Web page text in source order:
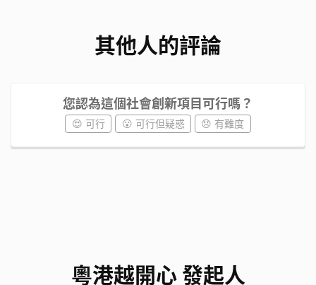
其他人的評論
您認為這個社會創新項目可行嗎？
😍 可行 😮 可行但疑惑 😞 有難度
粵港越開心 發起人